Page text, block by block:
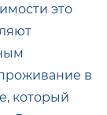
это
в
который